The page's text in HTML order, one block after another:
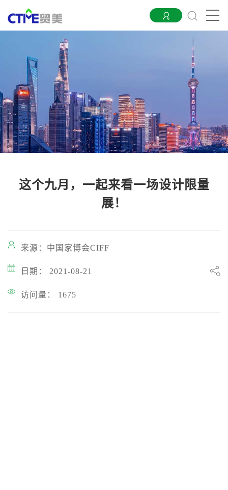
这个九月，一起来看一场设计限量
展！
来源：中国家博会CIFF
日期： 2021-08-21
访问量： 1675